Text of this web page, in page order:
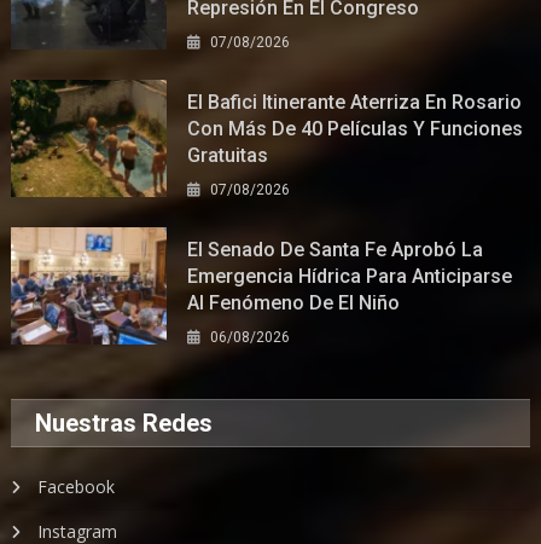
Represión En El Congreso
07/08/2026
El Bafici Itinerante Aterriza En Rosario
Con Más De 40 Películas Y Funciones
Gratuitas
07/08/2026
El Senado De Santa Fe Aprobó La
Emergencia Hídrica Para Anticiparse
Al Fenómeno De El Niño
06/08/2026
Nuestras Redes
Facebook
Instagram